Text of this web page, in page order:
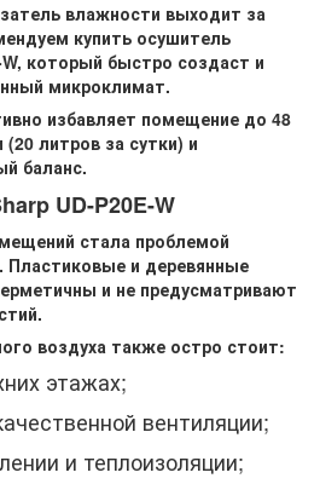
влажности выходит за
купить осушитель
W, который быстро создаст и
микроклимат.
избавляет помещение до 48
литров за сутки) и
баланс.
UD-P20E-W
стала проблемой
Пластиковые и деревянные
и не предусматривают
воздуха также остро стоит:
этажах;
вентиляции;
и теплоизоляции;